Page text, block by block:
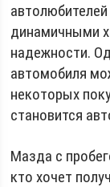
динамичными
надежности.
автомобиля
некоторых
становится
Мазда с
кто хочет